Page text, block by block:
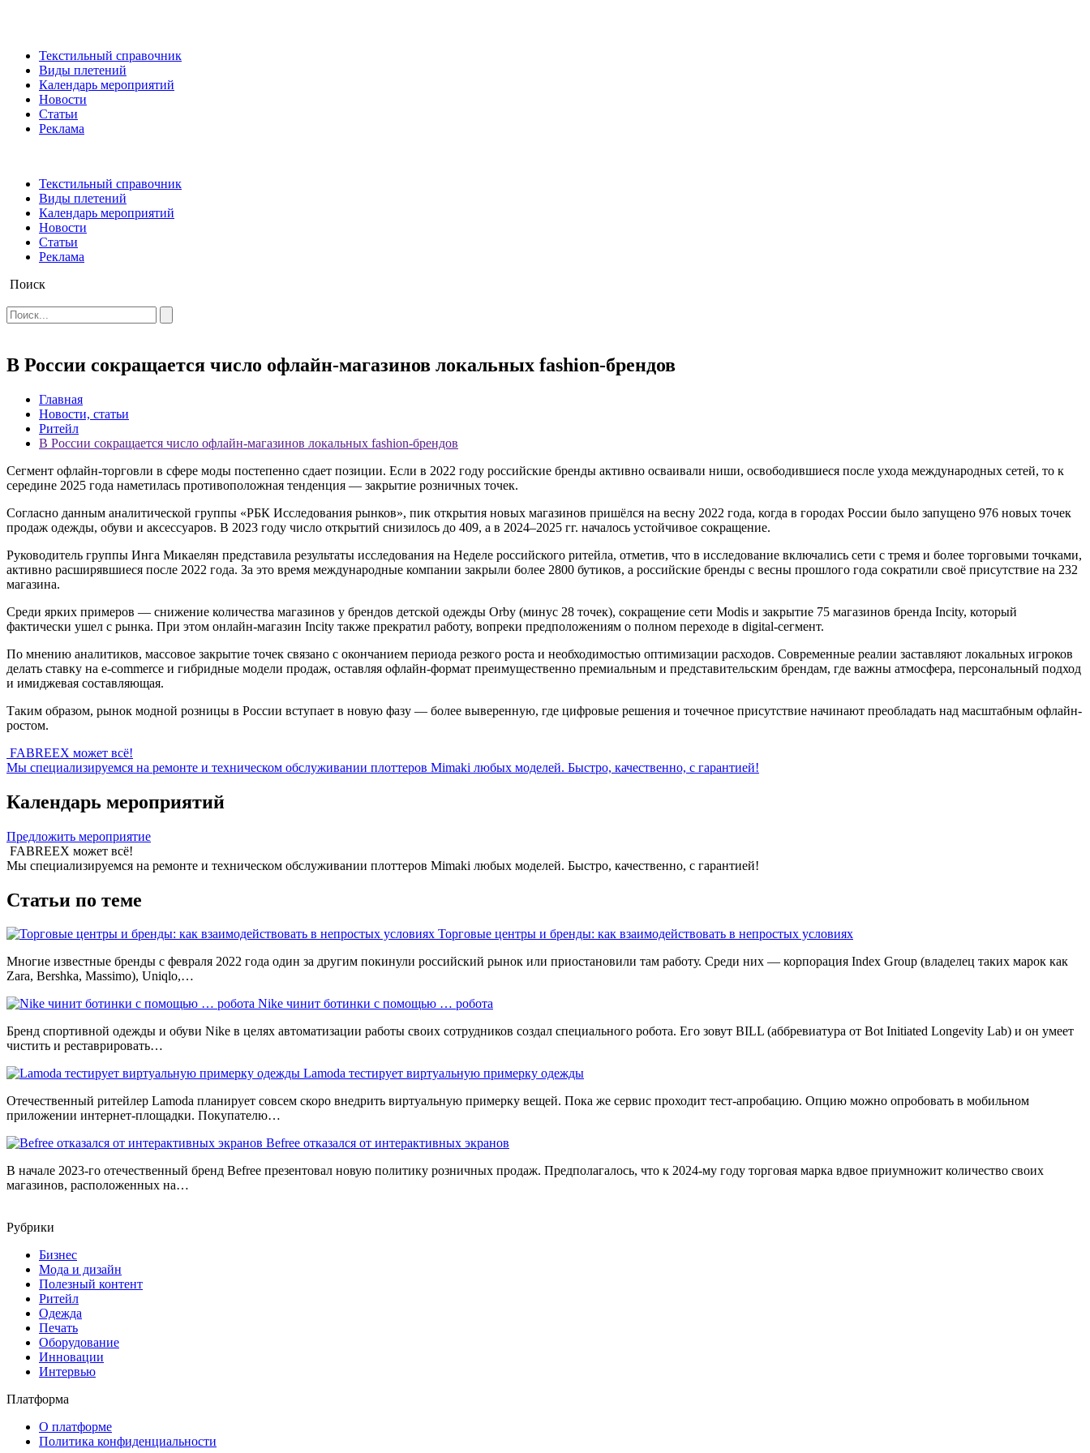
Текстильный справочник
Виды плетений
Календарь мероприятий
Новости
Статьи
Реклама
Текстильный справочник
Виды плетений
Календарь мероприятий
Новости
Статьи
Реклама
Поиск
В России сокращается число офлайн-магазинов локальных fashion-брендов
Главная
Новости, статьи
Ритейл
В России сокращается число офлайн-магазинов локальных fashion-брендов
Сегмент офлайн-торговли в сфере моды постепенно сдает позиции. Если в 2022 году российские бренды активно осваивали ниши, освободившиеся после ухода международных сетей, то к
середине 2025 года наметилась противоположная тенденция — закрытие розничных точек.
Согласно данным аналитической группы «РБК Исследования рынков», пик открытия новых магазинов пришёлся на весну 2022 года, когда в городах России было запущено 976 новых точек
продаж одежды, обуви и аксессуаров. В 2023 году число открытий снизилось до 409, а в 2024–2025 гг. началось устойчивое сокращение.
Руководитель группы Инга Микаелян представила результаты исследования на Неделе российского ритейла, отметив, что в исследование включались сети с тремя и более торговыми точками,
активно расширявшиеся после 2022 года. За это время международные компании закрыли более 2800 бутиков, а российские бренды с весны прошлого года сократили своё присутствие на 232
магазина.
Среди ярких примеров — снижение количества магазинов у брендов детской одежды Orby (минус 28 точек), сокращение сети Modis и закрытие 75 магазинов бренда Incity, который
фактически ушел с рынка. При этом онлайн-магазин Incity также прекратил работу, вопреки предположениям о полном переходе в digital-сегмент.
По мнению аналитиков, массовое закрытие точек связано с окончанием периода резкого роста и необходимостью оптимизации расходов. Современные реалии заставляют локальных игроков
делать ставку на e-commerce и гибридные модели продаж, оставляя офлайн-формат преимущественно премиальным и представительским брендам, где важны атмосфера, персональный подход
и имиджевая составляющая.
Таким образом, рынок модной розницы в России вступает в новую фазу — более выверенную, где цифровые решения и точечное присутствие начинают преобладать над масштабным офлайн-
ростом.
FABREEX может всё!
Мы специализируемся на ремонте и техническом обслуживании плоттеров Mimaki любых моделей. Быстро, качественно, с гарантией!
Календарь мероприятий
Предложить мероприятие
FABREEX может всё!
Мы специализируемся на ремонте и техническом обслуживании плоттеров Mimaki любых моделей. Быстро, качественно, с гарантией!
Статьи по теме
Торговые центры и бренды: как взаимодействовать в непростых условиях
Многие известные бренды с февраля 2022 года один за другим покинули российский рынок или приостановили там работу. Среди них — корпорация Index Group (владелец таких марок как
Zara, Bershka, Massimo), Uniqlo,…
Nike чинит ботинки с помощью … робота
Бренд спортивной одежды и обуви Nike в целях автоматизации работы своих сотрудников создал специального робота. Его зовут BILL (аббревиатура от Bot Initiated Longevity Lab) и он умеет
чистить и реставрировать…
Lamoda тестирует виртуальную примерку одежды
Отечественный ритейлер Lamoda планирует совсем скоро внедрить виртуальную примерку вещей. Пока же сервис проходит тест-апробацию. Опцию можно опробовать в мобильном
приложении интернет-площадки. Покупателю…
Befree отказался от интерактивных экранов
В начале 2023-го отечественный бренд Befree презентовал новую политику розничных продаж. Предполагалось, что к 2024-му году торговая марка вдвое приумножит количество своих
магазинов, расположенных на…
Рубрики
Бизнес
Мода и дизайн
Полезный контент
Ритейл
Одежда
Печать
Оборудование
Инновации
Интервью
Платформа
О платформе
Политика конфиденциальности